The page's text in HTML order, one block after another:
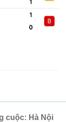
cuộc: Hà Nội